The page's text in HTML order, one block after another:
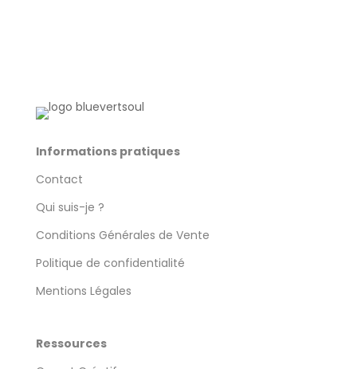
Informations pratiques
Contact
Qui suis-je ?
Conditions Générales de Vente
Politique de confidentialité
Mentions Légales
Ressources